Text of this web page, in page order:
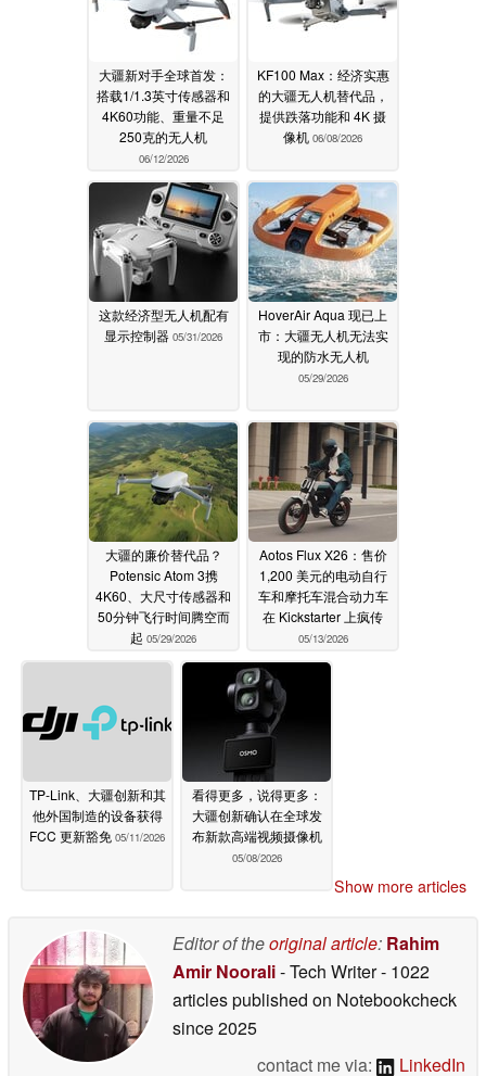
大疆新对手全球首发：
搭载1/1.3英寸传感器和
4K60功能、重量不足
250克的无人机
06/12/2026
KF100 Max：经济实惠
的大疆无人机替代品，
提供跌落功能和 4K 摄
像机 06/08/2026
这款经济型无人机配有
显示控制器 05/31/2026
HoverAir Aqua 现已上
市：大疆无人机无法实
现的防水无人机
05/29/2026
大疆的廉价替代品？
Potensic Atom 3携
4K60、大尺寸传感器和
50分钟飞行时间腾空而
起 05/29/2026
Aotos Flux X26：售价
1,200 美元的电动自行
车和摩托车混合动力车
在 Kickstarter 上疯传
05/13/2026
TP-Link、大疆创新和其
他外国制造的设备获得
FCC 更新豁免 05/11/2026
看得更多，说得更多：
大疆创新确认在全球发
布新款高端视频摄像机
05/08/2026
Show more articles
Editor of theoriginal article: Rahim
Amir Noorali- Tech Writer- 1022
articles published on Notebookcheck
since 2025
contact me via:
LinkedIn